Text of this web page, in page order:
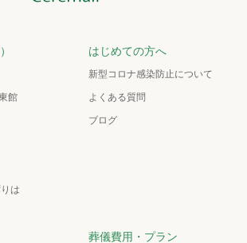
館
は
はじめての方へ
新型コロナ感染防止について
よくある質問
ブログ
葬儀費用・プラン